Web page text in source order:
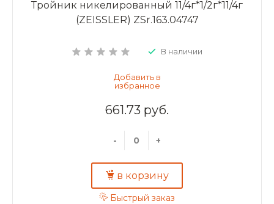
Тройник никелированный 11/4г*1/2г*11/4г
(ZEISSLER) ZSr.163.04747
В наличии
661.73 руб.
- +
в корзину
Быстрый заказ